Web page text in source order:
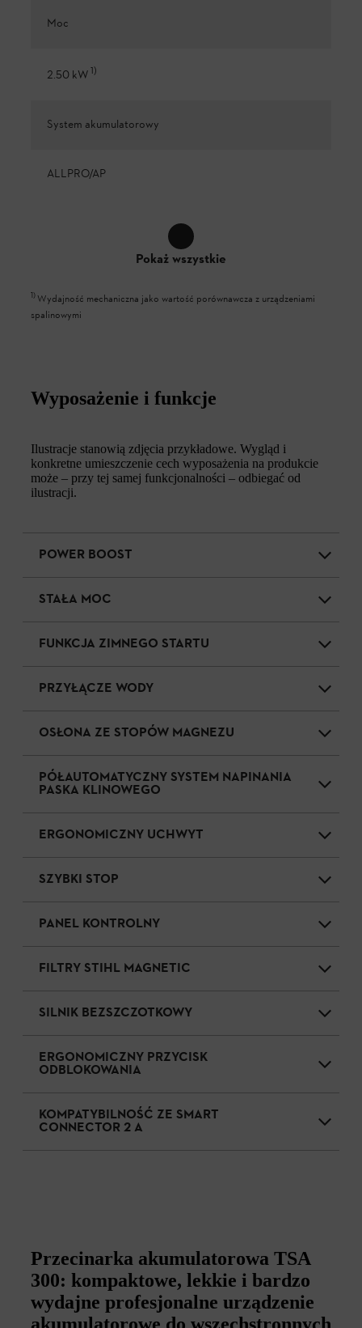
Moc
2.50 kW1)
System akumulatorowy
ALLPRO/AP
Pokaż wszystkie
1) Wydajność mechaniczna jako wartość porównawcza z urządzeniami
spalinowymi
Wyposażenie i funkcje
Ilustracje stanowią zdjęcia przykładowe. Wygląd i
konkretne umieszczenie cech wyposażenia na produkcie
może – przy tej samej funkcjonalności – odbiegać od
ilustracji.
POWER BOOST
STAŁA MOC
FUNKCJA ZIMNEGO STARTU
PRZYŁĄCZE WODY
OSŁONA ZE STOPÓW MAGNEZU
PÓŁAUTOMATYCZNY SYSTEM NAPINANIA
PASKA KLINOWEGO
ERGONOMICZNY UCHWYT
SZYBKI STOP
PANEL KONTROLNY
FILTRY STIHL MAGNETIC
SILNIK BEZSZCZOTKOWY
ERGONOMICZNY PRZYCISK
ODBLOKOWANIA
KOMPATYBILNOŚĆ ZE SMART
CONNECTOR 2 A
Przecinarka akumulatorowa TSA
300: kompaktowe, lekkie i bardzo
wydajne profesjonalne urządzenie